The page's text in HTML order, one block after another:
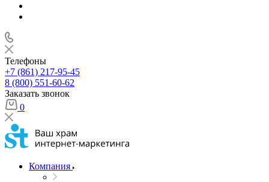
Телефоны
+7 (861) 217-95-45
8 (800) 551-60-62
Заказать звонок
0
Компания